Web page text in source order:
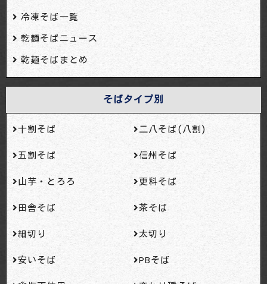
冷凍そば一覧
乾麺そばニュース
乾麺そばまとめ
そばタイプ別
十割そば 二八そば(八割)
五割そば 信州そば
山芋・とろろ 更科そば
田舎そば 茶そば
細切り 太切り
安いそば PBそば